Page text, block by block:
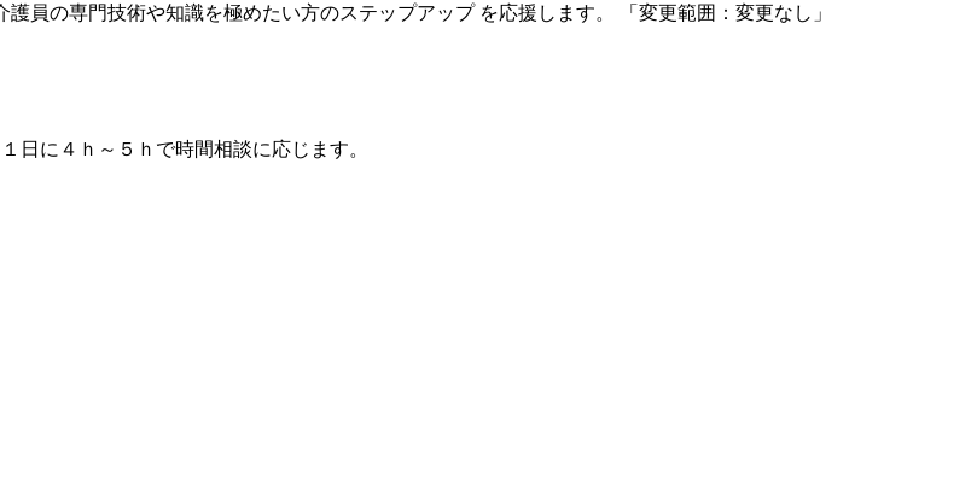
員の専門技術や知識を極めたい方のステップアップ を応援します。 「変更範囲：変更なし」
日に４ｈ～５ｈで時間相談に応じます。